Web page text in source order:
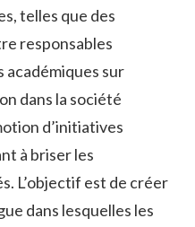
telles que des
responsables
sur
dans la société
d’initiatives
à ⁣briser les
L’objectif est de créer
dans lesquelles les